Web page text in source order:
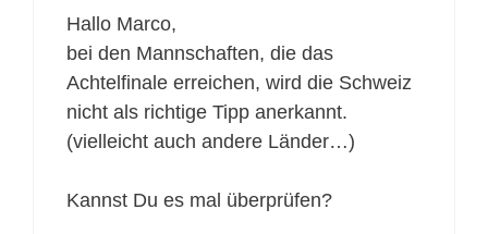
Hallo Marco,
bei den Mannschaften, die das
Achtelfinale erreichen, wird die Schweiz
nicht als richtige Tipp anerkannt.
(vielleicht auch andere Länder…)
Kannst Du es mal überprüfen?